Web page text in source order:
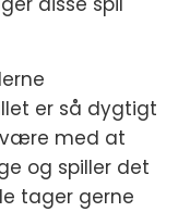
er så dygtigt
være med at
og spiller det
tager gerne